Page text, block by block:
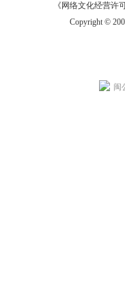
《网络文化经营许
Copyright ©
闽